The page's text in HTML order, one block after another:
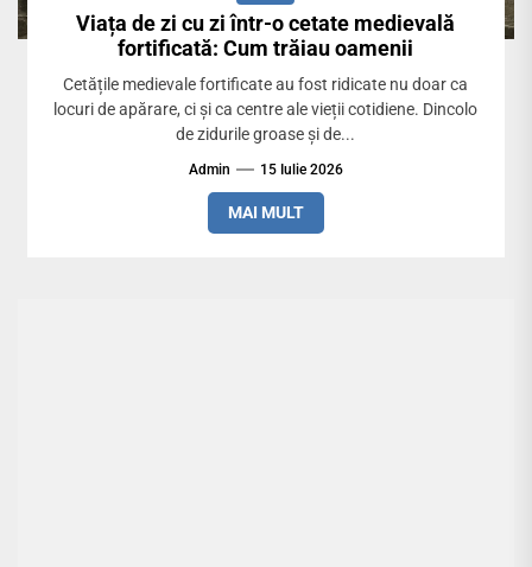
Viața de zi cu zi într-o cetate medievală
fortificată: Cum trăiau oamenii
Cetățile medievale fortificate au fost ridicate nu doar ca
locuri de apărare, ci și ca centre ale vieții cotidiene. Dincolo
de zidurile groase și de...
Admin 15 Iulie 2026
MAI MULT